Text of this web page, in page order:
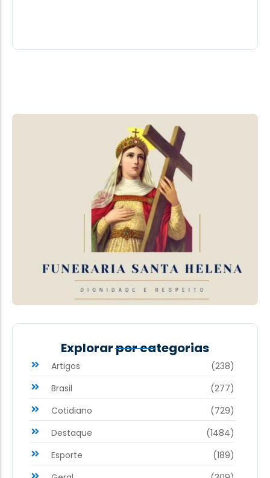
Explorar por categorias
Artigos
(238)
Brasil
(277)
Cotidiano
(729)
Destaque
(1484)
Esporte
(189)